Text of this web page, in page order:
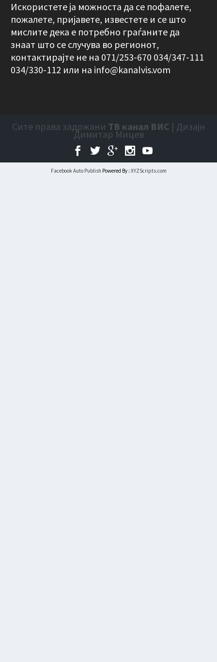
Искористете ја можноста да се пофалете,
пожалете, пријавете, известете и се што
мислите дека е потребно граѓаните да
знаат што се случува во регионот,
контактирајте не на 071/253-670 034/347-111
034/330-112 или на info@kanalvis.vom
Сите права задржани ТВ канал ВИС | Дизајн
Димитар Мицев
Facebook Auto Publish Powered By : XYZScripts.com